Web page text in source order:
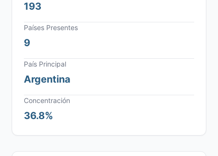
193
Países Presentes
9
País Principal
Argentina
Concentración
36.8%